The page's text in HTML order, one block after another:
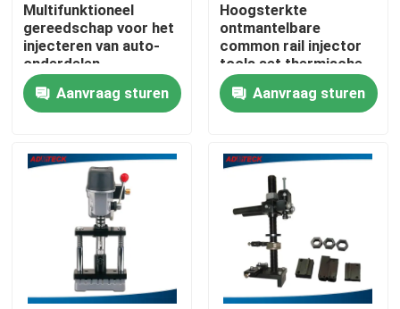
Huis
Producten
Ongeveer ons
Fabrieksreis
Kwaliteitscontrole
Multifunktioneel
gereedschap voor het
injecteren van auto-
onderdelen
Aanvraag sturen
Hoogsterkte
ontmantelbare
common rail injector
tools set thermische
behandeling
Aanvraag sturen